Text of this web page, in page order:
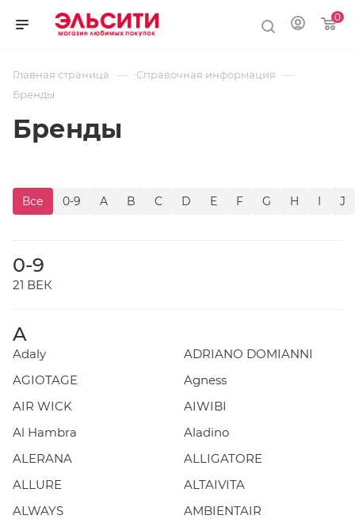
0
Главная страница — Справочная информация —
Бренды
Бренды
Все 0-9 A B C D E F G H I J
0-9
21 ВЕК
A
Adaly
ADRIANO DOMIANNI
AGIOTAGE
Agness
AIR WICK
AIWIBI
Al Hambra
Aladino
ALERANA
ALLIGATORE
ALLURE
ALTAIVITA
ALWAYS
AMBIENTAIR